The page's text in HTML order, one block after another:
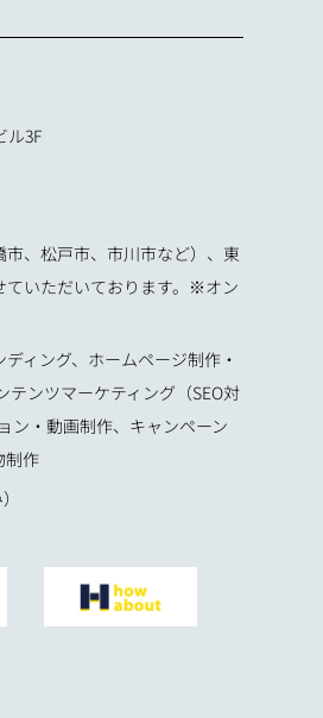
ル3F
、松戸市、市川市など）、東
ていただいております。※オン
ィング、ホームページ制作・
ンツマーケティング（SEO対
ン・動画制作、キャンペーン
制作